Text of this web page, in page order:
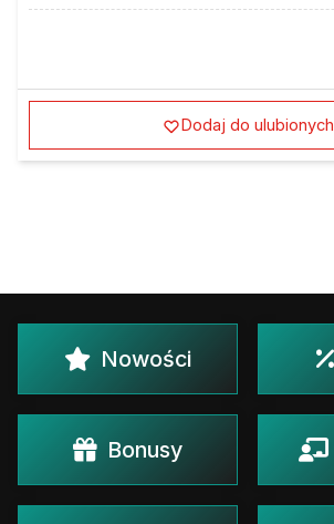
Dodaj do ulubionych
Nowości
Bonusy